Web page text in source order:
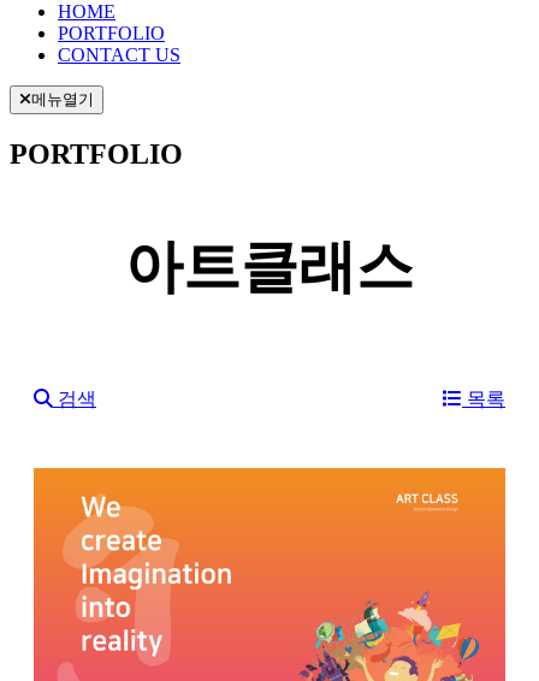
HOME
PORTFOLIO
CONTACT US
메뉴열기
PORTFOLIO
아트클래스
검색 목록